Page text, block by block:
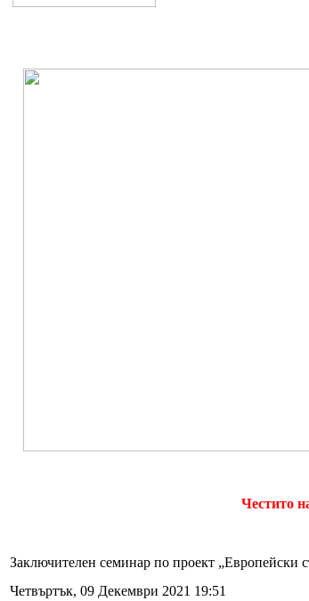
Честито
Заключителен семинар по проект „Европейски
Четвъртък, 09 Декември 2021 19:51